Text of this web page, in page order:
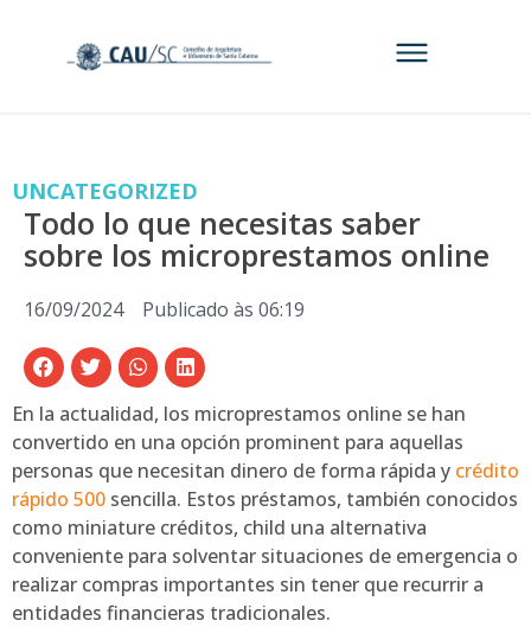
UNCATEGORIZED
Todo lo que necesitas saber
sobre los microprestamos online
16/09/2024 Publicado às 06:19
En la actualidad, los microprestamos online se han
convertido en una opción prominent para aquellas
personas que necesitan dinero de forma rápida y crédito
rápido 500 sencilla. Estos préstamos, también conocidos
como miniature créditos, child una alternativa
conveniente para solventar situaciones de emergencia o
realizar compras importantes sin tener que recurrir a
entidades financieras tradicionales.